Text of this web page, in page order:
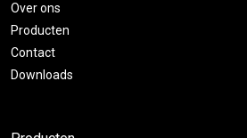
Over ons
Producten
Contact
Downloads